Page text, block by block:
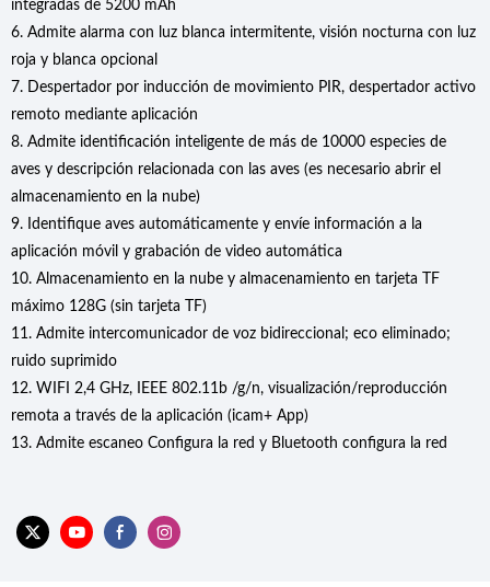
integradas de 5200 mAh
6. Admite alarma con luz blanca intermitente, visión nocturna con luz
roja y blanca opcional
7. Despertador por inducción de movimiento PIR, despertador activo
remoto mediante aplicación
8. Admite identificación inteligente de más de 10000 especies de
aves y descripción relacionada con las aves (es necesario abrir el
almacenamiento en la nube)
9. Identifique aves automáticamente y envíe información a la
aplicación móvil y grabación de video automática
10. Almacenamiento en la nube y almacenamiento en tarjeta TF
máximo 128G (sin tarjeta TF)
11. Admite intercomunicador de voz bidireccional; eco eliminado;
ruido suprimido
12. WIFI 2,4 GHz, IEEE 802.11b /g/n, visualización/reproducción
remota a través de la aplicación (icam+ App)
13. Admite escaneo Configura la red y Bluetooth configura la red